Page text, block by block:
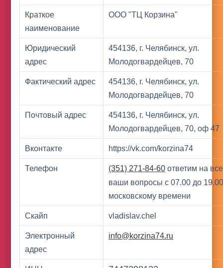
Краткое
наименование
ООО "ТЦ Корзина"
Юридический
адрес
454136, г. Челябинск, ул.
Молодогвардейцев, 70
Фактический адрес
454136, г. Челябинск, ул.
Молодогвардейцев, 70
Почтовый адрес
454136, г. Челябинск, ул.
Молодогвардейцев, 70, оф 47
Вконтакте https://vk.com/korzina74
Телефон (351) 271-84-60 ответим на все
ваши вопросы с 07.00 до
московскому времени
Скайп vladislav.chel
Электронный
адрес
info@korzina74.ru